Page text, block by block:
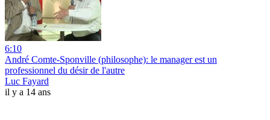
6:10
André Comte-Sponville (philosophe): le manager est un
professionnel du désir de l'autre
Luc Fayard
il y a 14 ans